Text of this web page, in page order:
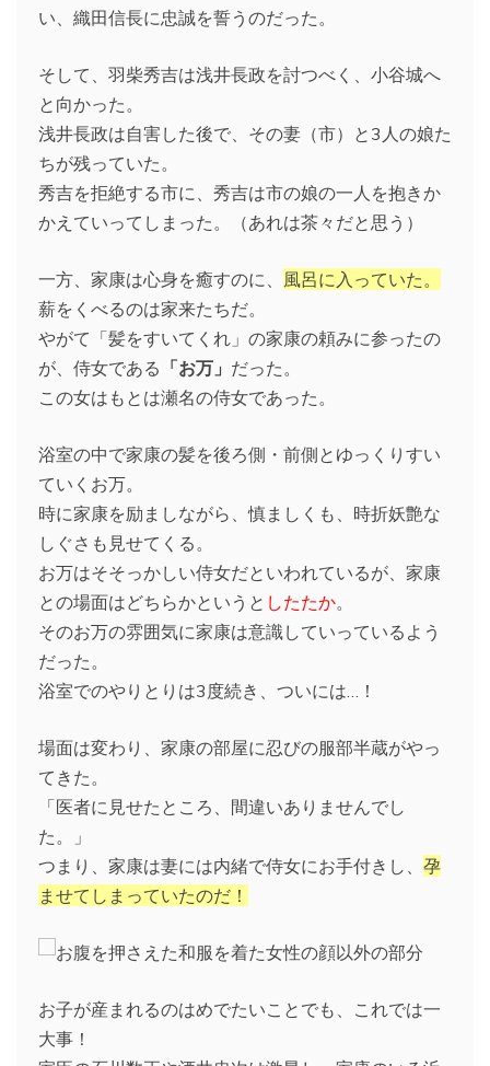
い、織田信長に忠誠を誓うのだった。
そして、羽柴秀吉は浅井長政を討つべく、小谷城へ
と向かった。
浅井長政は自害した後で、その妻（市）と3人の娘た
ちが残っていた。
秀吉を拒絶する市に、秀吉は市の娘の一人を抱きか
かえていってしまった。（あれは茶々だと思う）
一方、家康は心身を癒すのに、 風呂に入っていた。
薪をくべるのは家来たちだ。
やがて「髪をすいてくれ」の家康の頼みに参ったの
が、侍女である 「お万」 だった。
この女はもとは瀬名の侍女であった。
浴室の中で家康の髪を後ろ側・前側とゆっくりすい
ていくお万。
時に家康を励ましながら、慎ましくも、時折妖艶な
しぐさも見せてくる。
お万はそそっかしい侍女だといわれているが、家康
との場面はどちらかというと したたか。
そのお万の雰囲気に家康は意識していっているよう
だった。
浴室でのやりとりは3度続き、ついには…！
場面は変わり、家康の部屋に忍びの服部半蔵がやっ
てきた。
「医者に見せたところ、間違いありませんでし
た。」
つまり、家康は妻には内緒で侍女にお手付きし、 孕
ませてしまっていたのだ！
お子が産まれるのはめでたいことでも、これでは一
大事！